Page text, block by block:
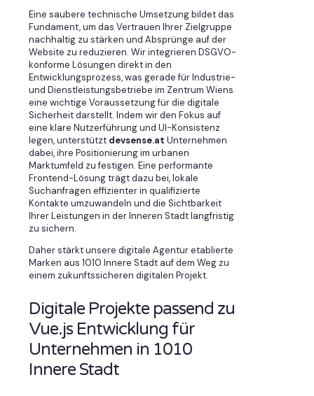
Eine saubere technische Umsetzung bildet das
Fundament, um das Vertrauen Ihrer Zielgruppe
nachhaltig zu stärken und Absprünge auf der
Website zu reduzieren. Wir integrieren DSGVO-
konforme Lösungen direkt in den
Entwicklungsprozess, was gerade für Industrie-
und Dienstleistungsbetriebe im Zentrum Wiens
eine wichtige Voraussetzung für die digitale
Sicherheit darstellt. Indem wir den Fokus auf
eine klare Nutzerführung und UI-Konsistenz
legen, unterstützt devsense.at Unternehmen
dabei, ihre Positionierung im urbanen
Marktumfeld zu festigen. Eine performante
Frontend-Lösung trägt dazu bei, lokale
Suchanfragen effizienter in qualifizierte
Kontakte umzuwandeln und die Sichtbarkeit
Ihrer Leistungen in der Inneren Stadt langfristig
zu sichern.
Daher stärkt unsere digitale Agentur etablierte
Marken aus 1010 Innere Stadt auf dem Weg zu
einem zukunftssicheren digitalen Projekt.
Digitale Projekte passend zu
Vue.js Entwicklung für
Unternehmen in 1010
Innere Stadt